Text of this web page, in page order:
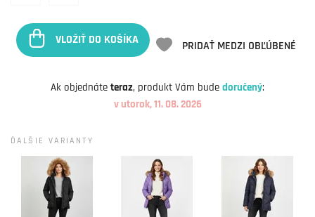
VLOŽIŤ DO KOŠÍKA PRIDAŤ MEDZI OBĽÚBENÉ
Ak objednáte teraz, produkt Vám bude doručený:
v utorok, 11. 08. 2026
ĎALŠIE VARIANTY